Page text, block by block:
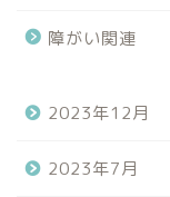
障がい関連
2023年12月
2023年7月